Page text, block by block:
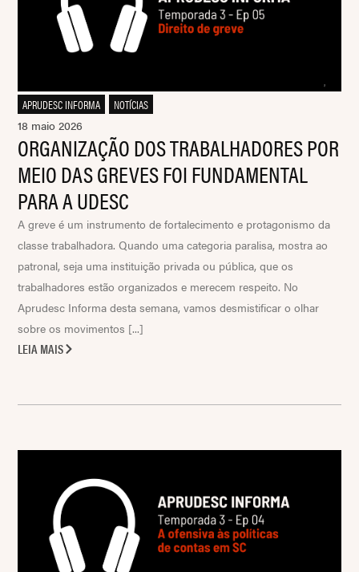
APRUDESC INFORMA
NOTÍCIAS
18 maio 2026
ORGANIZAÇÃO DOS TRABALHADORES POR
MEIO DAS GREVES FOI FUNDAMENTAL
PARA A UDESC
A greve é um instrumento de fortalecimento e protagonismo da
classe trabalhadora. Quando uma categoria paralisa, mostra ao
patronal, seja uma instituição privada ou pública, que os
trabalhadores estão organizados e merecem respeito. No
Aprudesc Informa desta semana, vamos desmistificar o olhar
sobre os movimentos [...]
LEIA MAIS